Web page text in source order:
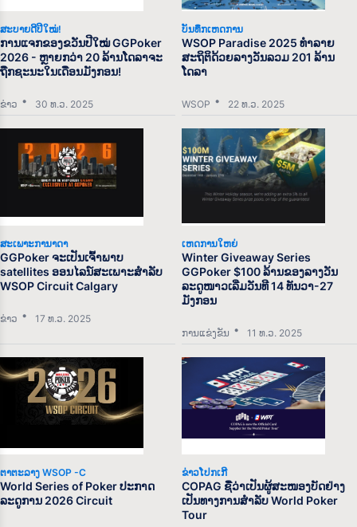
ສະບາຍດີປີໃໝ່!
ການແຈກຂອງຂວັນປີໃໝ່ GGPoker
2026 - ຫຼາຍກວ່າ 20 ລ້ານໂດລາຈະ
ຖືກຊະນະໃນເດືອນມັງກອນ!
ຂ່າວ 30 ທ.ວ. 2025
ບັນທຶກເຫດການ
WSOP Paradise 2025 ທຳລາຍ
ສະຖິຕິດ້ວຍລາງວັນລວມ 201 ລ້ານ
ໂດລາ
WSOP 22 ທ.ວ. 2025
ສະເພາະການາດາ
GGPoker ຈະເປັນເຈົ້າພາບ
satellites ອອນໄລນ໌ສະເພາະສຳລັບ
WSOP Circuit Calgary
ຂ່າວ 17 ທ.ວ. 2025
ເຫດການໃຫຍ່
Winter Giveaway Series
GGPoker $100 ລ້ານຂອງລາງວັນ
ລະດູໜາວເລີ່ມວັນທີ 14 ທັນວາ-27
ມັງກອນ
ການແຂ່ງຂັນ 11 ທ.ວ. 2025
ຕາຕະລາງ WSOP -C
World Series of Poker ປະກາດ
ລະດູການ 2026 Circuit
ຂ່າວໂປກເກີ
COPAG ຊື່ວ່າເປັນຜູ້ສະໜອງບັດຢ່າງ
ເປັນທາງການສໍາລັບ World Poker
Tour